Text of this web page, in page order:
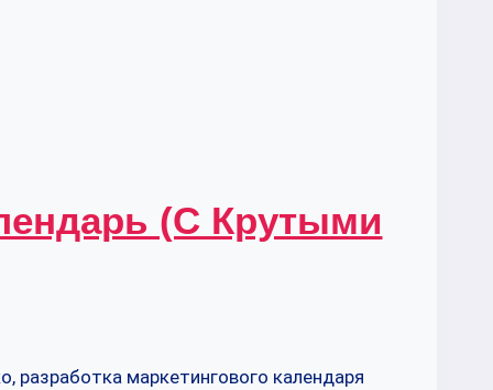
(С Крутыми
разработка маркетингового календаря